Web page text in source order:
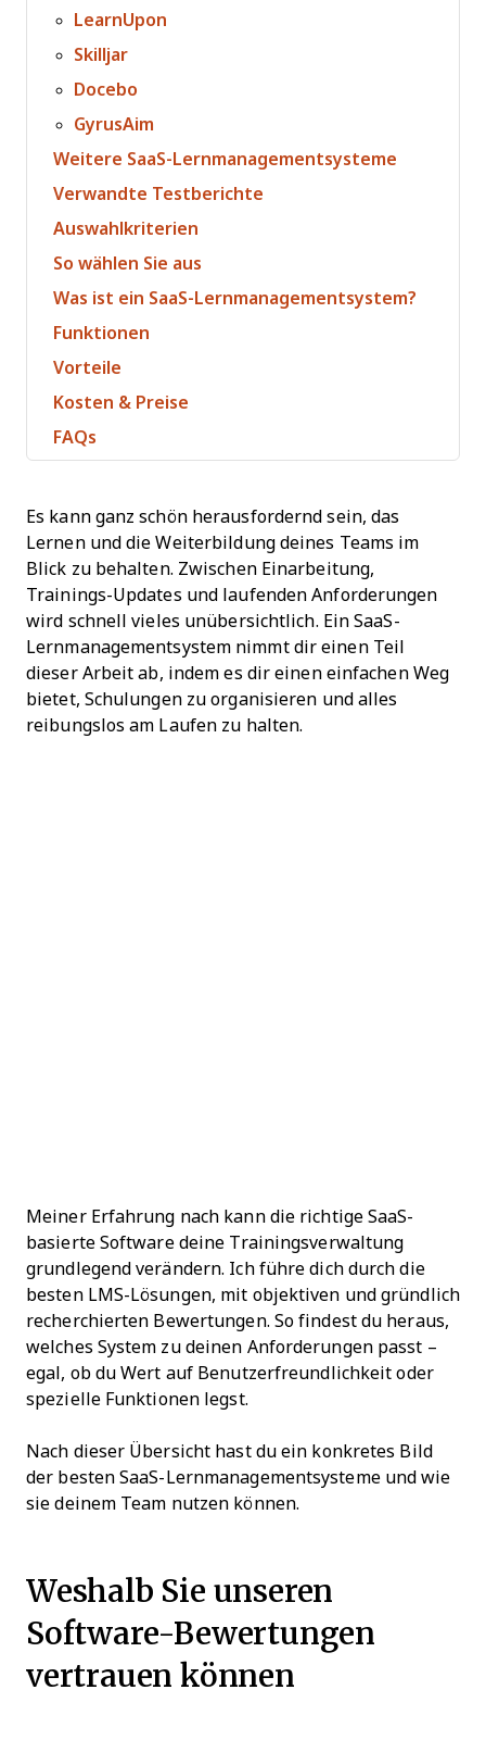
LearnUpon
Skilljar
Docebo
GyrusAim
Weitere SaaS-Lernmanagementsysteme
Verwandte Testberichte
Auswahlkriterien
So wählen Sie aus
Was ist ein SaaS-Lernmanagementsystem?
Funktionen
Vorteile
Kosten & Preise
FAQs
Es kann ganz schön herausfordernd sein, das
Lernen und die Weiterbildung deines Teams im
Blick zu behalten. Zwischen Einarbeitung,
Trainings-Updates und laufenden Anforderungen
wird schnell vieles unübersichtlich. Ein SaaS-
Lernmanagementsystem nimmt dir einen Teil
dieser Arbeit ab, indem es dir einen einfachen Weg
bietet, Schulungen zu organisieren und alles
reibungslos am Laufen zu halten.
Meiner Erfahrung nach kann die richtige SaaS-
basierte Software deine Trainingsverwaltung
grundlegend verändern. Ich führe dich durch die
besten LMS-Lösungen, mit objektiven und gründlich
recherchierten Bewertungen. So findest du heraus,
welches System zu deinen Anforderungen passt –
egal, ob du Wert auf Benutzerfreundlichkeit oder
spezielle Funktionen legst.
Nach dieser Übersicht hast du ein konkretes Bild
der besten SaaS-Lernmanagementsysteme und wie
sie deinem Team nutzen können.
Weshalb Sie unseren
Software-Bewertungen
vertrauen können